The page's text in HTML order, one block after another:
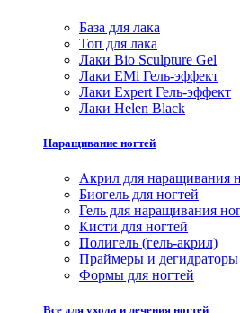
База для лака
Топ для лака
Лаки Bio Sculpture Gel
Лаки EMi Гель-эффект
Лаки Expert Гель-эффект
Лаки Helen Black
Наращивание ногтей
Акрил для наращивания
Биогель для ногтей
Гель для наращивания
Кисти для ногтей
Полигель (гель-акрил)
Праймеры и дегидраторы
Формы для ногтей
Все для ухода и лечения ногтей